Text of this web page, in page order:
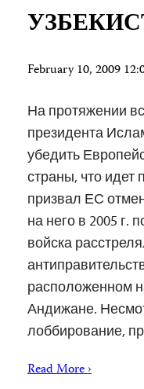
February 10, 2009
На протяжении
президента
убедить
страны, что идет
призвал ЕС
на него в 2005 г.
войска
расположенном
Андижане.
лоббирование,
Read More ›